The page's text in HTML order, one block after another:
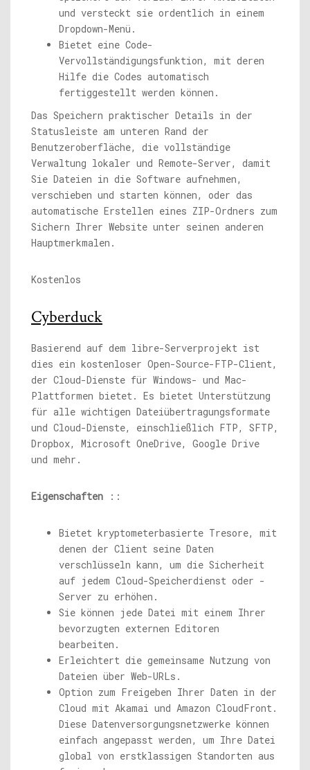
und versteckt sie ordentlich in einem
Dropdown-Menü.
Bietet eine Code-
Vervollständigungsfunktion, mit deren
Hilfe die Codes automatisch
fertiggestellt werden können.
Das Speichern praktischer Details in der
Statusleiste am unteren Rand der
Benutzeroberfläche, die vollständige
Verwaltung lokaler und Remote-Server, damit
Sie Dateien in die Software aufnehmen,
verschieben und starten können, oder das
automatische Erstellen eines ZIP-Ordners zum
Sichern Ihrer Website unter seinen anderen
Hauptmerkmalen.
Kostenlos
Cyberduck
Basierend auf dem libre-Serverprojekt ist
dies ein kostenloser Open-Source-FTP-Client,
der Cloud-Dienste für Windows- und Mac-
Plattformen bietet. Es bietet Unterstützung
für alle wichtigen Dateiübertragungsformate
und Cloud-Dienste, einschließlich FTP, SFTP,
Dropbox, Microsoft OneDrive, Google Drive
und mehr.
Eigenschaften ::
Bietet kryptometerbasierte Tresore, mit
denen der Client seine Daten
verschlüsseln kann, um die Sicherheit
auf jedem Cloud-Speicherdienst oder -
Server zu erhöhen.
Sie können jede Datei mit einem Ihrer
bevorzugten externen Editoren
bearbeiten.
Erleichtert die gemeinsame Nutzung von
Dateien über Web-URLs.
Option zum Freigeben Ihrer Daten in der
Cloud mit Akamai und Amazon CloudFront.
Diese Datenversorgungsnetzwerke können
einfach angepasst werden, um Ihre Datei
global von erstklassigen Standorten aus